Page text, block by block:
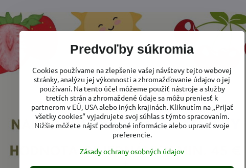
Predvoľby súkromia
Cookies používame na zlepšenie vašej návštevy tejto webovej
stránky, analýzu jej výkonnosti a zhromažďovanie údajov o jej
používaní. Na tento účel môžeme použiť nástroje a služby
tretích strán a zhromaždené údaje sa môžu preniesť k
partnerom v EÚ, USA alebo iných krajinách. Kliknutím na „Prijať
všetky cookies“ vyjadrujete svoj súhlas s týmto spracovaním.
Nižšie môžete nájsť podrobné informácie alebo upraviť svoje
preferencie.
Zásady ochrany osobných údajov